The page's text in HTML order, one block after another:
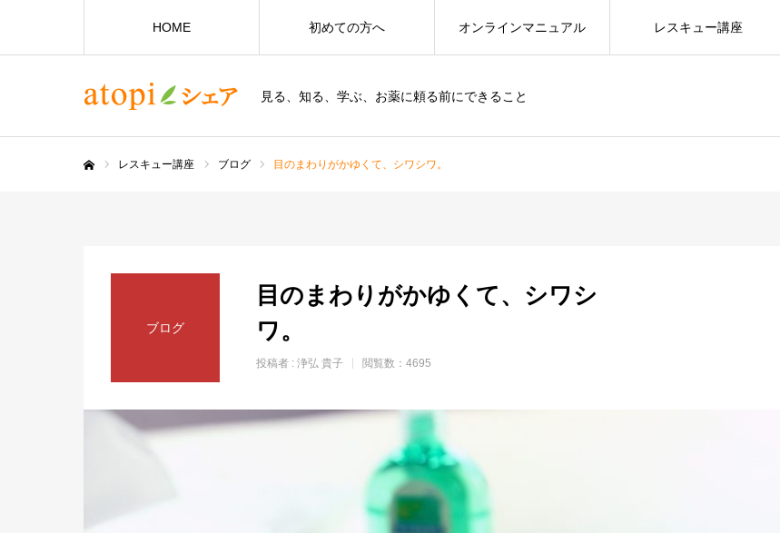
見る、知る、学ぶ、お薬に頼る前にできること
HOME 初めての方へ オンラインマニュアル レスキュー講座
レスキュー講座 ブログ 目のまわりがかゆくて、シワシワ。
ブログ
目のまわりがかゆくて、シワシ
ワ。
投稿者 : 浄弘 貴子 閲覧数：4695